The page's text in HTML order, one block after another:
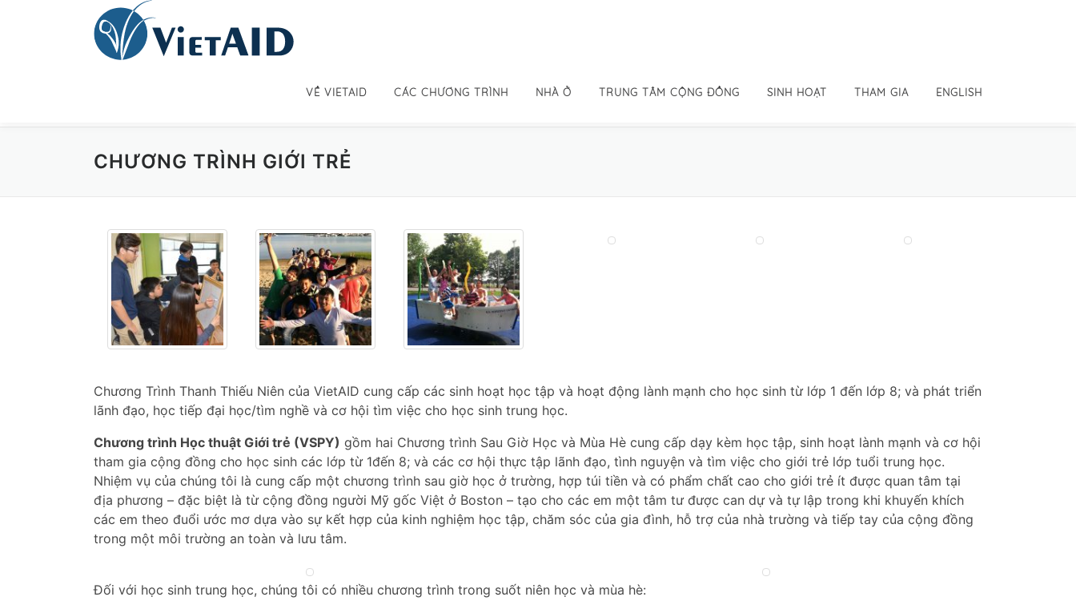
VỀ VIETAID CÁC CHƯƠNG TRÌNH NHÀ Ở TRUNG TÂM CỘNG ĐỒNG SINH HOẠT THAM GIA ENGLISH
CHƯƠNG TRÌNH GIỚI TRẺ
Chương Trình Thanh Thiếu Niên của VietAID cung cấp các sinh hoạt học tập và hoạt động lành mạnh cho học sinh từ lớp 1 đến lớp 8; và phát triển
lãnh đạo, học tiếp đại học/tìm nghề và cơ hội tìm việc cho học sinh trung học.
Chương trình Học thuật Giới trẻ (VSPY) gồm hai Chương trình Sau Giờ Học và Mùa Hè cung cấp dạy kèm học tập, sinh hoạt lành mạnh và cơ hội
tham gia cộng đồng cho học sinh các lớp từ 1đến 8; và các cơ hội thực tập lãnh đạo, tình nguyện và tìm việc cho giới trẻ lớp tuổi trung học.
Nhiệm vụ của chúng tôi là cung cấp một chương trình sau giờ học ở trường, hợp túi tiền và có phẩm chất cao cho giới trẻ ít được quan tâm tại
địa phương – đặc biệt là từ cộng đồng người Mỹ gốc Việt ở Boston – tạo cho các em một tâm tư được can dự và tự lập trong khi khuyến khích
các em theo đuổi ước mơ dựa vào sự kết hợp của kinh nghiệm học tập, chăm sóc của gia đình, hỗ trợ của nhà trường và tiếp tay của cộng đồng
trong một môi trường an toàn và lưu tâm.
Đối với học sinh trung học, chúng tôi có nhiều chương trình trong suốt niên học và mùa hè: